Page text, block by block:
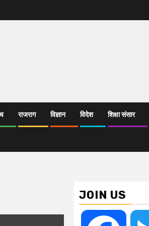
राजराग विज्ञान विदेश शिक्षा संसार
JOIN US